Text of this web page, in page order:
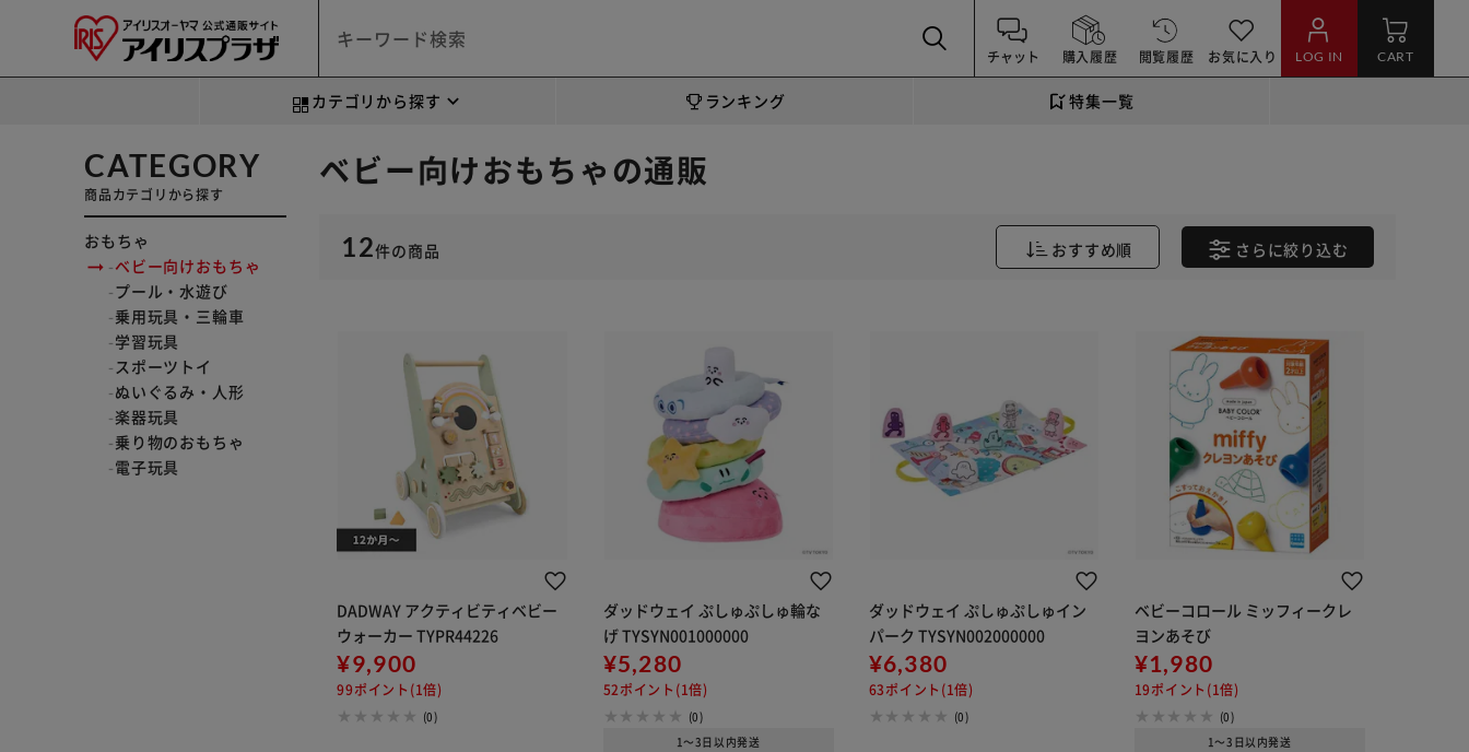
チャット 購入履歴 閲覧履歴 お気に入り LOG IN CART
カテゴリから探す ランキング 特集一覧
CATEGORY
商品カテゴリから探す
おもちゃ
ベビー向けおもちゃ
プール・水遊び
乗用玩具・三輪車
学習玩具
スポーツトイ
ぬいぐるみ・人形
楽器玩具
乗り物のおもちゃ
電子玩具
ベビー向けおもちゃの通販
12件の商品 おすすめ順 さらに絞り込む
DADWAY アクティビティベビー
ウォーカー TYPR44226
¥9,900
99ポイント(1倍)
(0)
ダッドウェイ ぷしゅぷしゅ輪な
げ TYSYN001000000
¥5,280
52ポイント(1倍)
(0)
1～3日以内発送
ダッドウェイ ぷしゅぷしゅイン
パーク TYSYN002000000
¥6,380
63ポイント(1倍)
(0)
ベビーコロール ミッフィークレ
ヨンあそび
¥1,980
19ポイント(1倍)
(0)
1～3日以内発送